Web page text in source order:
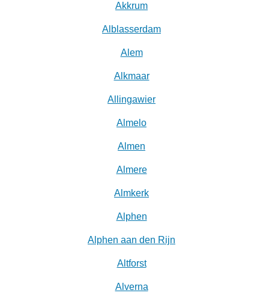
Akkrum
Alblasserdam
Alem
Alkmaar
Allingawier
Almelo
Almen
Almere
Almkerk
Alphen
Alphen aan den Rijn
Altforst
Alverna